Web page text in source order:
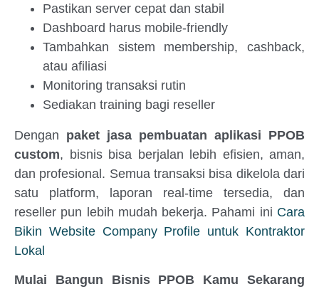
Pastikan server cepat dan stabil
Dashboard harus mobile-friendly
Tambahkan sistem membership, cashback,
atau afiliasi
Monitoring transaksi rutin
Sediakan training bagi reseller
Dengan paket jasa pembuatan aplikasi PPOB
custom, bisnis bisa berjalan lebih efisien, aman,
dan profesional. Semua transaksi bisa dikelola dari
satu platform, laporan real-time tersedia, dan
reseller pun lebih mudah bekerja. Pahami ini Cara
Bikin Website Company Profile untuk Kontraktor
Lokal
Mulai Bangun Bisnis PPOB Kamu Sekarang